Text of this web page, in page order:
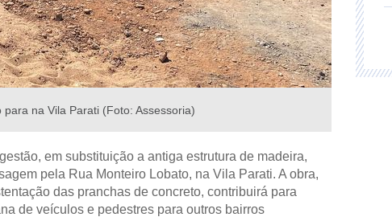
na Vila Parati (Foto: Assessoria)
em substituição a antiga estrutura de madeira,
pela Rua Monteiro Lobato, na Vila Parati. A obra,
das pranchas de concreto, contribuirá para
de veículos e pedestres para outros bairros